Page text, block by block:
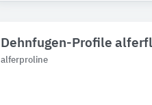
Dehnfugen-Profile
alferproline